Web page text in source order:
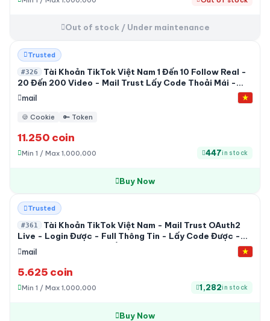
Out of stock / Under maintenance
HOTTrusted
#326
Tài Khoản TikTok Việt Nam 1 Đến 10 Follow Real -
20 Đến 200 Video - Mail Trust Lấy Code Thoải Mái -
Hàng Nuôi Tự Nhiên
mail
🍪 Cookie 🔑 Token
11.250 coin
Min 1 / Max 1,000,000 447in stock
Buy Now
Trusted
#361
Tài Khoản TikTok Việt Nam - Mail Trust OAuth2
Live - Login Được - Full Thông Tin - Lấy Code Được -
Random Bài Đăng Đã Cắn View
mail
5.625 coin
Min 1 / Max 1,000,000 1,282in stock
Buy Now